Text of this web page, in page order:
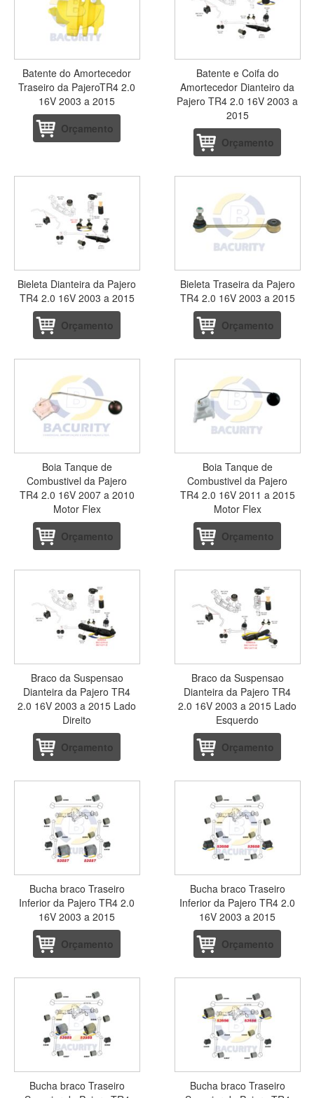
Batente do Amortecedor
Traseiro da PajeroTR4 2.0
16V 2003 a 2015
Orçamento
Batente e Coifa do
Amortecedor Dianteiro da
Pajero TR4 2.0 16V 2003 a
2015
Orçamento
Bieleta Dianteira da Pajero
TR4 2.0 16V 2003 a 2015
Orçamento
Bieleta Traseira da Pajero
TR4 2.0 16V 2003 a 2015
Orçamento
Boia Tanque de
Combustivel da Pajero
TR4 2.0 16V 2007 a 2010
Motor Flex
Orçamento
Boia Tanque de
Combustivel da Pajero
TR4 2.0 16V 2011 a 2015
Motor Flex
Orçamento
Braco da Suspensao
Dianteira da Pajero TR4
2.0 16V 2003 a 2015 Lado
Direito
Orçamento
Braco da Suspensao
Dianteira da Pajero TR4
2.0 16V 2003 a 2015 Lado
Esquerdo
Orçamento
Bucha braco Traseiro
Inferior da Pajero TR4 2.0
16V 2003 a 2015
Orçamento
Bucha braco Traseiro
Inferior da Pajero TR4 2.0
16V 2003 a 2015
Orçamento
Bucha braco Traseiro
Bucha braco Traseiro